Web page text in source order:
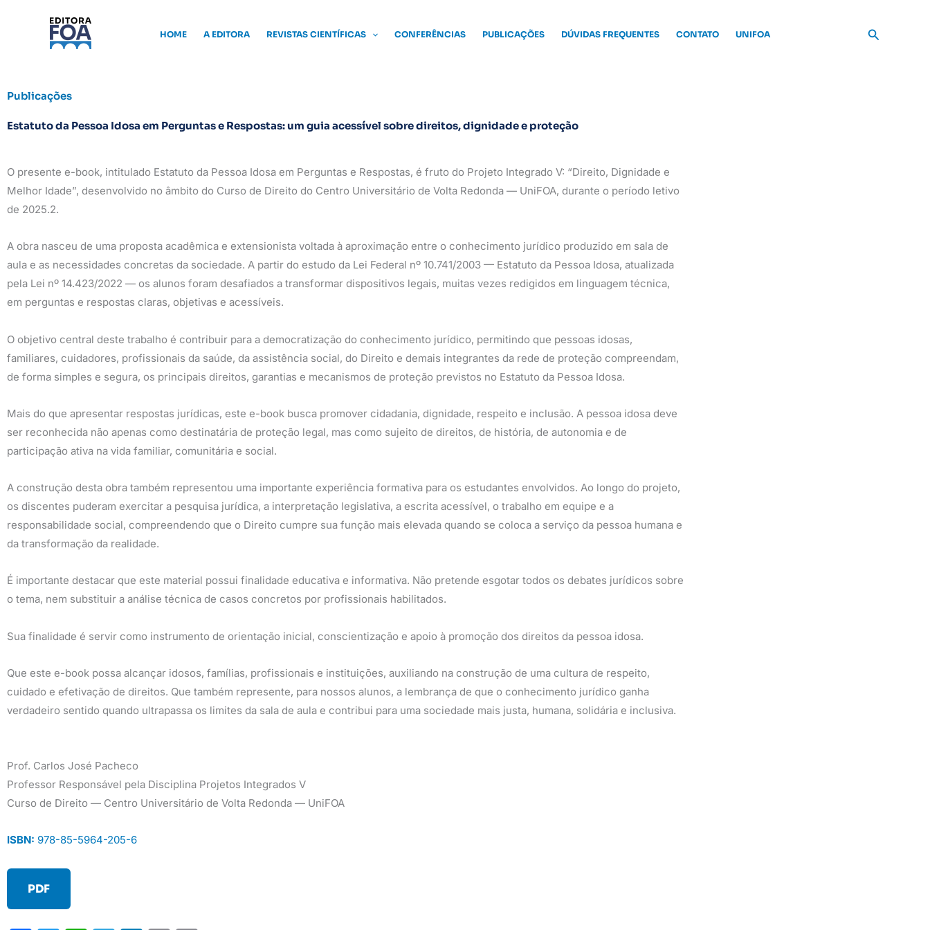
HOME A EDITORA REVISTAS CIENTÍFICAS CONFERÊNCIAS PUBLICAÇÕES DÚVIDAS FREQUENTES CONTATO UNIFOA Pesquisar
Publicações
Estatuto da Pessoa Idosa em Perguntas e Respostas: um guia acessível sobre direitos, dignidade e proteção
O presente e-book, intitulado Estatuto da Pessoa Idosa em Perguntas e Respostas, é fruto do Projeto Integrado V: “Direito, Dignidade e
Melhor Idade”, desenvolvido no âmbito do Curso de Direito do Centro Universitário de Volta Redonda — UniFOA, durante o período letivo
de 2025.2.
A obra nasceu de uma proposta acadêmica e extensionista voltada à aproximação entre o conhecimento jurídico produzido em sala de
aula e as necessidades concretas da sociedade. A partir do estudo da Lei Federal nº 10.741/2003 — Estatuto da Pessoa Idosa, atualizada
pela Lei nº 14.423/2022 — os alunos foram desafiados a transformar dispositivos legais, muitas vezes redigidos em linguagem técnica,
em perguntas e respostas claras, objetivas e acessíveis.
O objetivo central deste trabalho é contribuir para a democratização do conhecimento jurídico, permitindo que pessoas idosas,
familiares, cuidadores, profissionais da saúde, da assistência social, do Direito e demais integrantes da rede de proteção compreendam,
de forma simples e segura, os principais direitos, garantias e mecanismos de proteção previstos no Estatuto da Pessoa Idosa.
Mais do que apresentar respostas jurídicas, este e-book busca promover cidadania, dignidade, respeito e inclusão. A pessoa idosa deve
ser reconhecida não apenas como destinatária de proteção legal, mas como sujeito de direitos, de história, de autonomia e de
participação ativa na vida familiar, comunitária e social.
A construção desta obra também representou uma importante experiência formativa para os estudantes envolvidos. Ao longo do projeto,
os discentes puderam exercitar a pesquisa jurídica, a interpretação legislativa, a escrita acessível, o trabalho em equipe e a
responsabilidade social, compreendendo que o Direito cumpre sua função mais elevada quando se coloca a serviço da pessoa humana e
da transformação da realidade.
É importante destacar que este material possui finalidade educativa e informativa. Não pretende esgotar todos os debates jurídicos sobre
o tema, nem substituir a análise técnica de casos concretos por profissionais habilitados.
Sua finalidade é servir como instrumento de orientação inicial, conscientização e apoio à promoção dos direitos da pessoa idosa.
Que este e-book possa alcançar idosos, famílias, profissionais e instituições, auxiliando na construção de uma cultura de respeito,
cuidado e efetivação de direitos. Que também represente, para nossos alunos, a lembrança de que o conhecimento jurídico ganha
verdadeiro sentido quando ultrapassa os limites da sala de aula e contribui para uma sociedade mais justa, humana, solidária e inclusiva.
Prof. Carlos José Pacheco
Professor Responsável pela Disciplina Projetos Integrados V
Curso de Direito — Centro Universitário de Volta Redonda — UniFOA
ISBN: 978-85-5964-205-6
PDF